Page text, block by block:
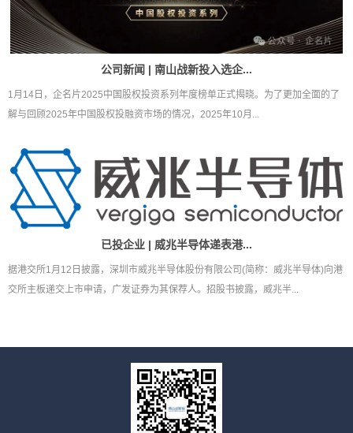
公司新闻 | 南山战新投入选企...
1月14日，企名片2025中国股权投资系列年度榜单正式揭晓。为了更加全面的了
解与回顾2025年中国股权投融资市场的情况，2025年10月...
已投企业 | 威兆半导体递表港...
据港交所1月12日披露，深圳市威兆半导体股份有限公司(简称：威兆半导体)向港
交所主板递交上市申请，广发证券为其保荐人。招股书披露，威兆半...